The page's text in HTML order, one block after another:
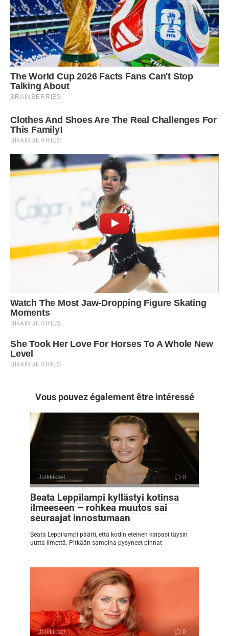
Vous pouvez également être intéressé
Julkkikset 0
Beata Leppilampi kyllästyi kotinsa
ilmeeseen – rohkea muutos sai
seuraajat innostumaan
Beata Leppilampi päätti, että kodin eteinen kaipasi täysin
uutta ilmettä. Pitkään samoina pysyneet pinnat
Julkkikset 0